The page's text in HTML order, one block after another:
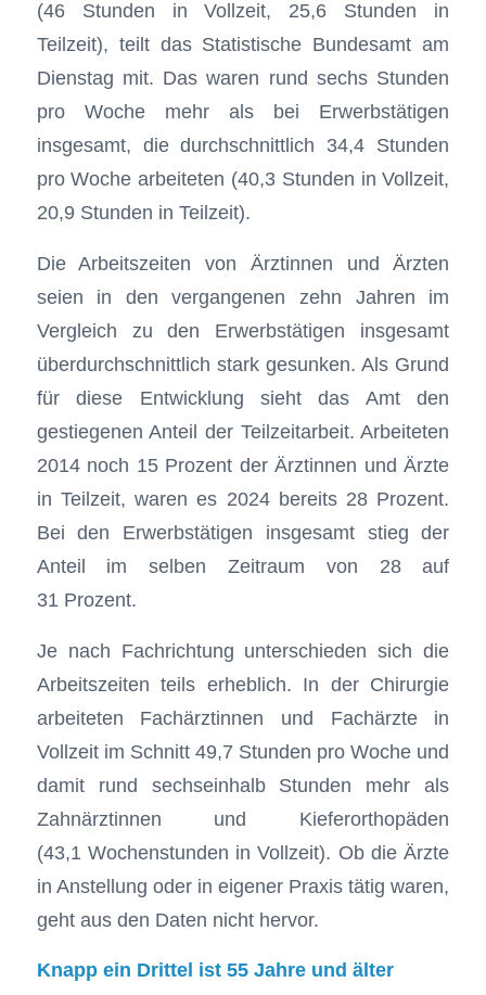
(46 Stunden in Vollzeit, 25,6 Stunden in
Teilzeit), teilt das Statistische Bundesamt am
Dienstag mit. Das waren rund sechs Stunden
pro Woche mehr als bei Erwerbstätigen
insgesamt, die durchschnittlich 34,4 Stunden
pro Woche arbeiteten (40,3 Stunden in Vollzeit,
20,9 Stunden in Teilzeit).
Die Arbeitszeiten von Ärztinnen und Ärzten
seien in den vergangenen zehn Jahren im
Vergleich zu den Erwerbstätigen insgesamt
überdurchschnittlich stark gesunken. Als Grund
für diese Entwicklung sieht das Amt den
gestiegenen Anteil der Teilzeitarbeit. Arbeiteten
2014 noch 15 Prozent der Ärztinnen und Ärzte
in Teilzeit, waren es 2024 bereits 28 Prozent.
Bei den Erwerbstätigen insgesamt stieg der
Anteil im selben Zeitraum von 28 auf
31 Prozent.
Je nach Fachrichtung unterschieden sich die
Arbeitszeiten teils erheblich. In der Chirurgie
arbeiteten Fachärztinnen und Fachärzte in
Vollzeit im Schnitt 49,7 Stunden pro Woche und
damit rund sechseinhalb Stunden mehr als
Zahnärztinnen und Kieferorthopäden
(43,1 Wochenstunden in Vollzeit). Ob die Ärzte
in Anstellung oder in eigener Praxis tätig waren,
geht aus den Daten nicht hervor.
Knapp ein Drittel ist 55 Jahre und älter